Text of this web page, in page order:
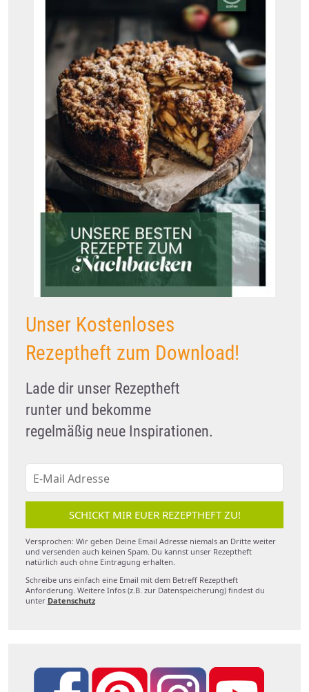
Unser Kostenloses
Rezeptheft zum Download!
Lade dir unser Rezeptheft
runter und bekomme
regelmäßig neue Inspirationen.
SCHICKT MIR EUER REZEPTHEFT ZU!
Versprochen: Wir geben Deine Email Adresse niemals an Dritte weiter
und versenden auch keinen Spam. Du kannst unser Rezeptheft
natürlich auch ohne Eintragung erhalten.
Schreibe uns einfach eine Email mit dem Betreff Rezeptheft
Anforderung. Weitere Infos (z.B. zur Datenspeicherung) findest du
unter Datenschutz